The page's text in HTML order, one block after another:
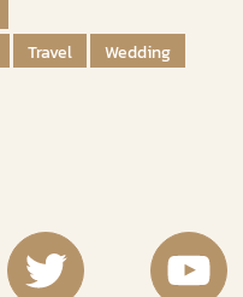
Travel
Wedding
RakDok Twitter Rakdok